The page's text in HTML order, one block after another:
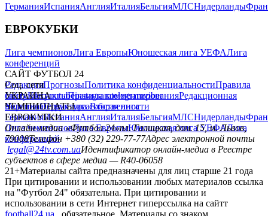
ГерманияИспанияАнглияИталияБельгияМЛСНидерланды
ЕВРОКУБКИ
Лига чемпионовЛига ЕвропыЮношеская лига УЕФАЛига
конференций
САЙТ ФУТБОЛ 24
РедакцияПрогнозыПолитика конфиденциальностиПравила
сайтуКонтактыПравила комментированияРедакционная
политикаСтруктура собственности
Соц. сети
facebookxyoutubeinstagramtelegramviber
УКРАИНА
УкраинаПервая лигаВторая лига
ЧЕМПИОНАТЫ
ГерманияИспанияАнглияИталияБельгияМЛСНидерланды
ЕВРОКУБКИ
Лига чемпионовЛига ЕвропыЮношеская лига УЕФАЛига
конференций
Онлайн-медиа «Футбол 24»пл. Галицкая, дом. 15, м. Львов,
79008Телефон +380 (32) 229-77-77Адрес электронной почты
legal@24tv.com.uaИдентификатор онлайн-медиа в Реестре
субъектов в сфере медиа — R40-06058
21+Материалы сайта предназначены для лиц старше 21 года
При цитировании и использовании любых материалов ссылка
на "Футбол 24" обязательна. При цитировании и
использовании в сети Интернет гиперссылка на сайтт